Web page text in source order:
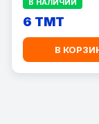
В НАЛИЧИИ
6 TMT
В